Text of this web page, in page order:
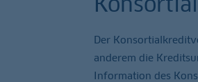
Der
anderem die
Information des